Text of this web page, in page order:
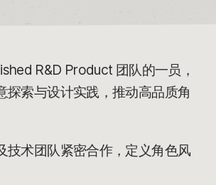
R&D Product 团队的一员，
索与设计实践，推动高品质角
技术团队紧密合作，定义角色风